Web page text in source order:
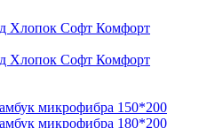
Хлопок Софт Комфорт
Хлопок Софт Комфорт
микрофибра 150*200
микрофибра 180*200